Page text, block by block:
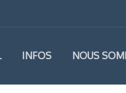
INFOS NOUS